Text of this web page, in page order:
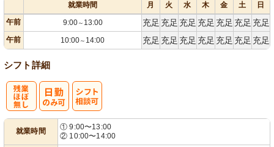
就業時間 月 火 水 木 金 土
日
午前
9:00～ 13:00 充足 充足 充足 充足 充足 充足 充足
午前 10:00～ 14:00 充足 充足 充足 充足 充足 充足 充足
シフト詳細
就業時間
① 9:00〜13:00
② 10:00〜14:00